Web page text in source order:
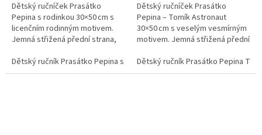
Dětský ručníček Prasátko
Pepina s rodinkou 30×50 cm s
licenčním rodinným motivem.
Jemná střižená přední strana,
bavlna.
Dětský ručník Prasátko Pepina s rodinkou 30x50 cm
Dětský ručníček Prasátko
Pepina – Tomík Astronaut
30×50 cm s veselým vesmírným
motivem. Jemná střižená přední
100% bavlna.
Dětský ručník Prasátko Pepina